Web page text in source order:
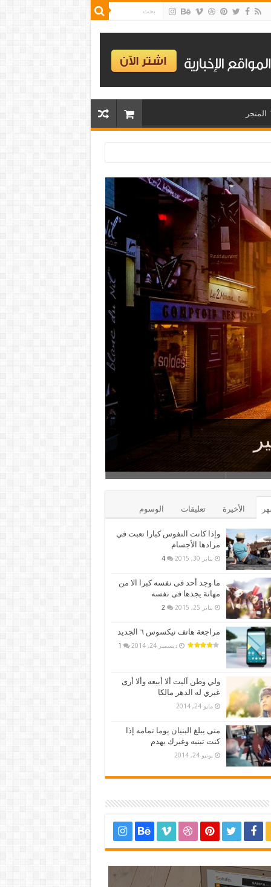
المتجر
في حياتك
الأخيرة تعليقات الوسوم
وإذا كانت النفوس كبارا تعبت في
مرادها الأجسام
يناير 30, 2015 4
ما وجد أحد فى نفسه كبرا الا من
مهانة يجدها فى نفسه
يناير 25, 2015 2
مراجعة هاتف نيكسوس ٦ الجديد
ديسمبر 24, 2014 1
ولي وطن آليت ألا أبيعه وألا أرى
غيري له الدهر مالكا
مايو 24, 2014
متى يبلغ البنيان يوما تمامه إذا
كنت تبنيه وغيرك يهدم
يونيو 24, 2014